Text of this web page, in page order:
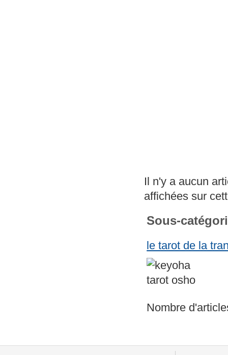
Il n'y a aucun
affichées sur
Sous-
le tarot de la
Nombre